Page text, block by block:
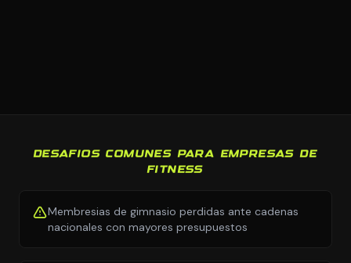
DESAFIOS COMUNES PARA EMPRESAS DE
FITNESS
Membresias de gimnasio perdidas ante cadenas
nacionales con mayores presupuestos